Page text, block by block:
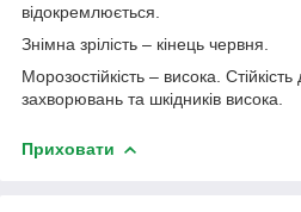
відокремлюється.
Знімна зрілість – кінець червня.
Морозостійкість – висока.
захворювань та шкідників висока.
Приховати